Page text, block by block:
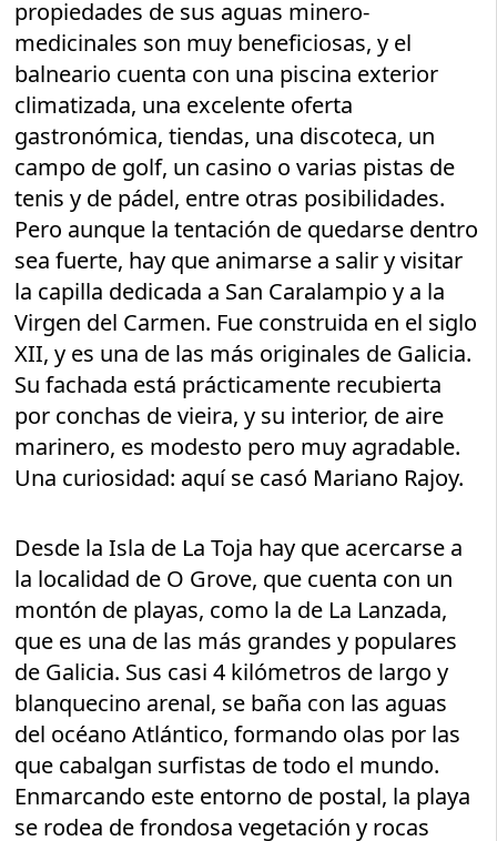
propiedades de sus aguas minero-
medicinales son muy beneficiosas, y el
balneario cuenta con una piscina exterior
climatizada, una excelente oferta
gastronómica, tiendas, una discoteca, un
campo de golf, un casino o varias pistas de
tenis y de pádel, entre otras posibilidades.
Pero aunque la tentación de quedarse dentro
sea fuerte, hay que animarse a salir y visitar
la capilla dedicada a San Caralampio y a la
Virgen del Carmen. Fue construida en el siglo
XII, y es una de las más originales de Galicia.
Su fachada está prácticamente recubierta
por conchas de vieira, y su interior, de aire
marinero, es modesto pero muy agradable.
Una curiosidad: aquí se casó Mariano Rajoy.
Desde la Isla de La Toja hay que acercarse a
la localidad de O Grove, que cuenta con un
montón de playas, como la de La Lanzada,
que es una de las más grandes y populares
de Galicia. Sus casi 4 kilómetros de largo y
blanquecino arenal, se baña con las aguas
del océano Atlántico, formando olas por las
que cabalgan surfistas de todo el mundo.
Enmarcando este entorno de postal, la playa
se rodea de frondosa vegetación y rocas